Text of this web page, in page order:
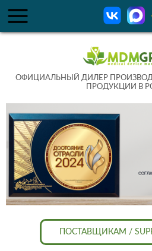
ОФИЦИАЛЬНЫЙ ДИЛЕР
ПРОДУКЦИИ В
ПОСТАВЩИКАМ /